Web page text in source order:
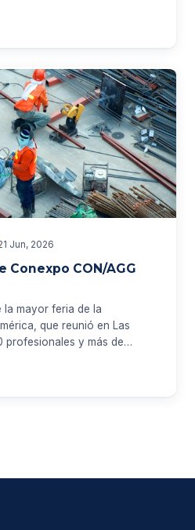
Jun, 2026
Conexpo CON/AGG
la mayor feria de la
que reunió en Las
profesionales y más de…